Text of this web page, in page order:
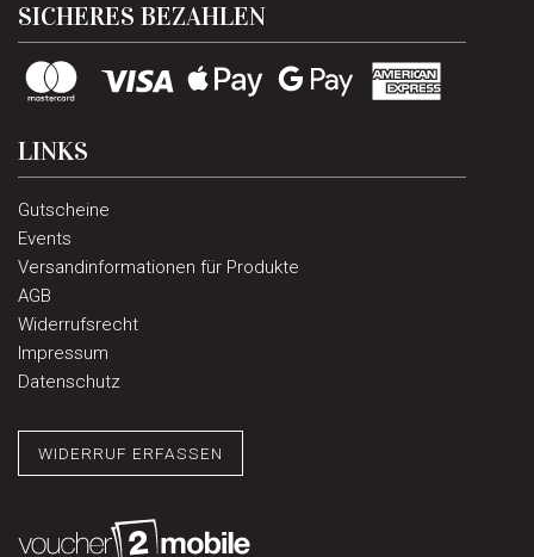
SICHERES BEZAHLEN
LINKS
Gutscheine
Events
Versandinformationen für Produkte
AGB
Widerrufsrecht
Impressum
Datenschutz
WIDERRUF ERFASSEN